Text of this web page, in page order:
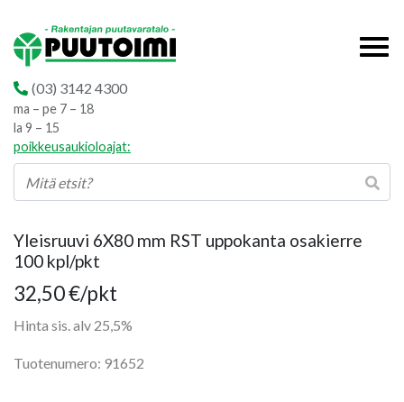
(03) 3142 4300
ma – pe 7 – 18
la 9 – 15
poikkeusaukioloajat:
Yleisruuvi 6X80 mm RST uppokanta osakierre
100 kpl/pkt
32,50€/pkt
Hinta sis. alv 25,5%
Tuotenumero: 91652